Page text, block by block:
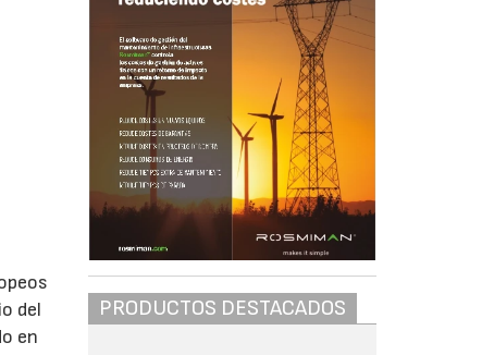
del
en
PRODUCTOS DESTACADOS